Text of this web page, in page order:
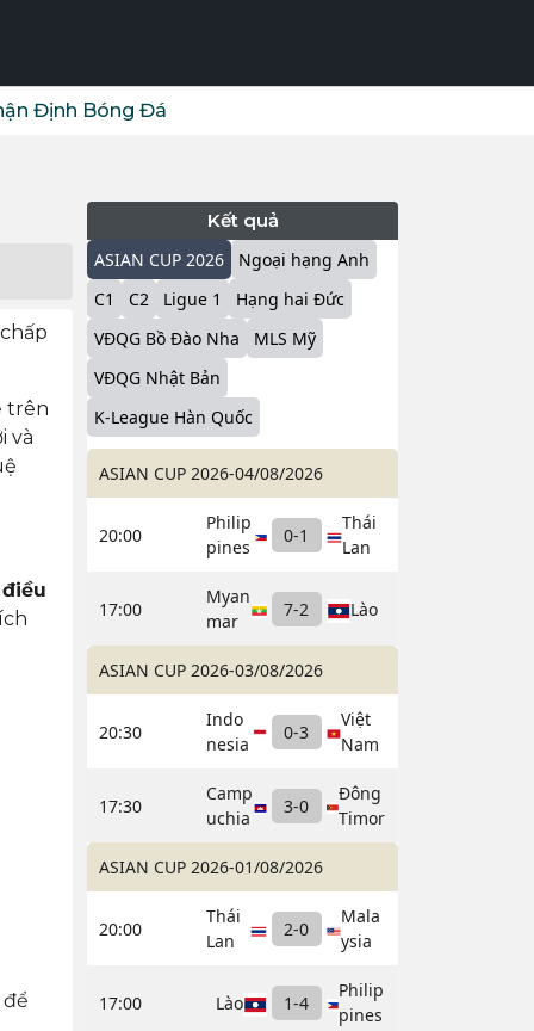
Định Bóng Đá
trên
và
điều
để
Kết quả
ASIAN CUP 2026
Ngoại hạng Anh
C1
C2 Ligue 1
Hạng hai Đức
VĐQG Bồ Đào Nha
MLS Mỹ
VĐQG Nhật Bản
K-League Hàn Quốc
ASIAN CUP 2026-04/08/2026
20:00
Philip
pines
0-1
Thái
Lan
17:00
Myan
mar
7-2 Lào
ASIAN CUP 2026-03/08/2026
20:30
Indo
nesia
0-3
Việt
Nam
17:30
Camp
uchia
3-0
Đông
Timor
ASIAN CUP 2026-01/08/2026
20:00
Thái
Lan
2-0
Mala
ysia
17:00 Lào 1-4
Philip
pines